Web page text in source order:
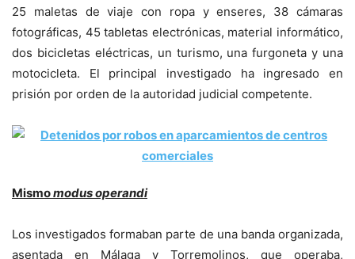
25 maletas de viaje con ropa y enseres, 38 cámaras
fotográficas, 45 tabletas electrónicas, material informático,
dos bicicletas eléctricas, un turismo, una furgoneta y una
motocicleta. El principal investigado ha ingresado en
prisión por orden de la autoridad judicial competente.
Mismomodus operandi
Los investigados formaban parte de una banda organizada,
asentada en Málaga y Torremolinos, que operaba,